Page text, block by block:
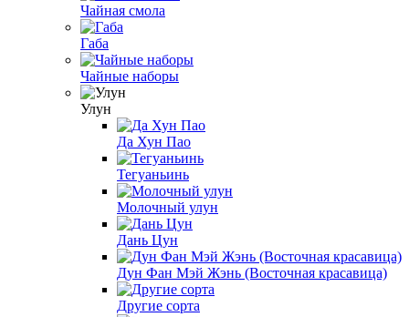
Чайная смола
Габа
Чайные наборы
Улун
Да Хун Пао
Тегуаньинь
Молочный улун
Дань Цун
Дун Фан Мэй Жэнь (Восточная красавица)
Другие сорта